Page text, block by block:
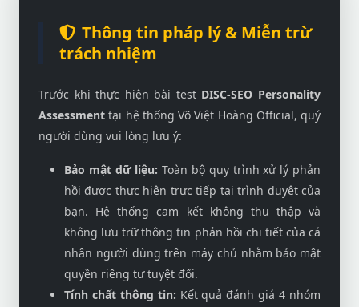
Thông tin pháp lý & Miễn trừ
trách nhiệm
Trước khi thực hiện bài test DISC-SEO Personality
Assessment tại hệ thống Võ Việt Hoàng Official, quý
người dùng vui lòng lưu ý:
Bảo mật dữ liệu: Toàn bộ quy trình xử lý phản
hồi được thực hiện trực tiếp tại trình duyệt của
bạn. Hệ thống cam kết không thu thập và
không lưu trữ thông tin phản hồi chi tiết của cá
nhân người dùng trên máy chủ nhằm bảo mật
quyền riêng tư tuyệt đối.
Tính chất thông tin: Kết quả đánh giá 4 nhóm